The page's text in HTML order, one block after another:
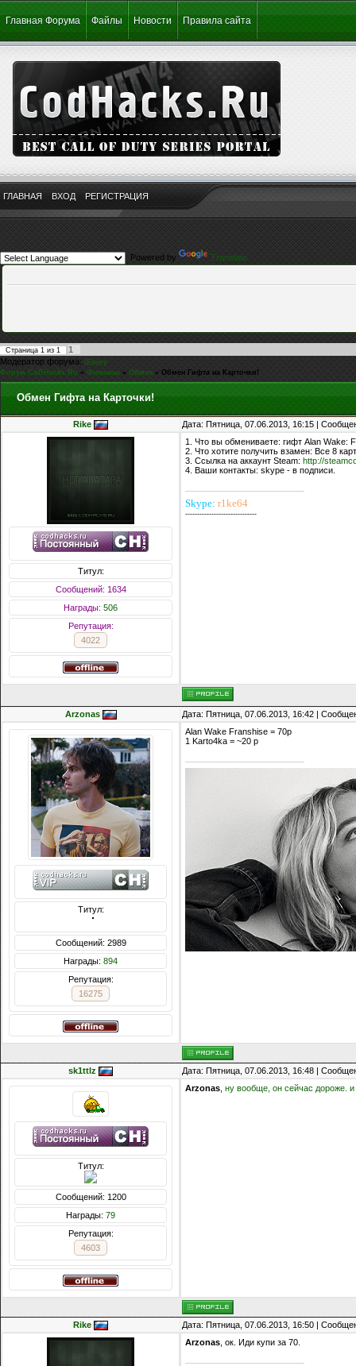
Главная Форума Файлы Новости Правила сайта
ГЛАВНАЯ ВХОД РЕГИСТРАЦИЯ
Powered by Translate
Страница 1 из 1
1
Модератор форума:iEnjoy
Форум CoDHacks.Ru » Финансы » Обмен » Обмен Гифта на Карточки!
Обмен Гифта на Карточки!
Rike Дата: Пятница, 07.06.2013, 16:15 |
Титул:
Сообщений: 1634
Награды: 506
Репутация:
4022
1. Что вы обмениваете: гифт Alan Wake:
2. Что хотите получить взамен: Все 8
3. Ссылка на аккаунт Steam: http://
4. Ваши контакты: skype - в подписи.
Skype: r1ke64
------------------------------
Arzonas Дата: Пятница, 07.06.2013, 16:42 |
Титул:
  ̍̍̍̍̍̍̍̍̍̍̍̍̍̍̍̍̍̍̍̍̍̍̍̍̍̍̍̍̍̍̍̍̍̍̍̍̍̍̍̍̍̍̍̍̍̍
Сообщений: 2989
Награды: 894
Репутация:
16275
Alan Wake Franshise = 70p
1 Karto4ka = ~20 p
sk1ttlz Дата: Пятница, 07.06.2013, 16:48 |
Титул:
Сообщений: 1200
Награды: 79
Репутация:
4603
Arzonas ну вообще, он сейчас дороже.
Rike Дата: Пятница, 07.06.2013, 16:50 |
Arzonas , ок. Иди купи за 70.